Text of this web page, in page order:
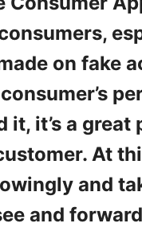
on fake
it, it’s a
At
and
and